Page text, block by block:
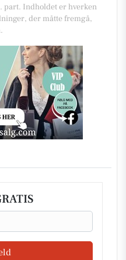
part. Indholdet er hverken
der måtte fremgå,